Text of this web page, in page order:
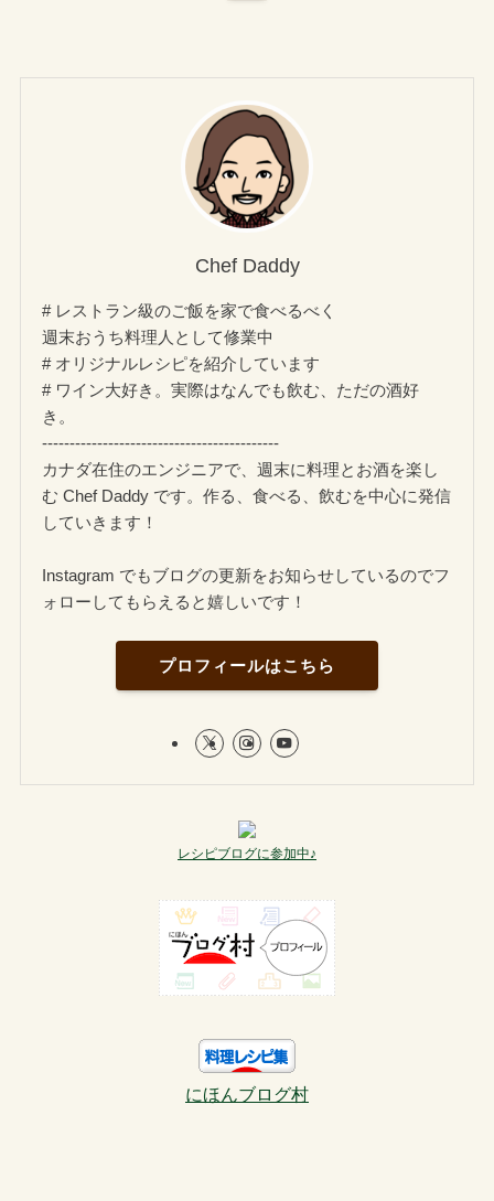
Chef Daddy
# レストラン級のご飯を家で食べるべく
週末おうち料理人として修業中
# オリジナルレシピを紹介しています
# ワイン大好き。実際はなんでも飲む、ただの酒好
き。
-------------------------------------------
カナダ在住のエンジニアで、週末に料理とお酒を楽し
む Chef Daddy です。作る、食べる、飲むを中心に発信
していきます！
Instagram でもブログの更新をお知らせしているのでフ
ォローしてもらえると嬉しいです！
プロフィールはこちら
レシピブログに参加中♪
にほんブログ村